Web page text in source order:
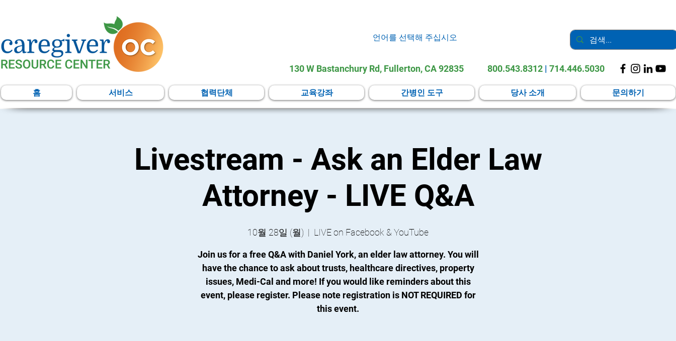
언어를 선택해 주십시오
130 W Bastanchury Rd, Fullerton, CA 92835 800.543.8312 | 714.446.5030
홈 서비스 협력단체 교육강좌 간병인 도구 당사 소개 문의하기
Livestream - Ask an Elder Law
Attorney - LIVE Q&A
10월 28일 (월)
  |
LIVE on Facebook & YouTube
Join us for a free Q&A with Daniel York, an elder law attorney. You will
have the chance to ask about trusts, healthcare directives, property
issues, Medi-Cal and more! If you would like reminders about this
event, please register. Please note registration is NOT REQUIRED for
this event.